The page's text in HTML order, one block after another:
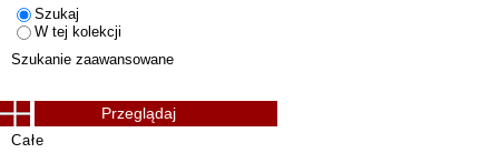
Szukaj
W tej kolekcji
Szukanie zaawansowane
Przeglądaj
Całe